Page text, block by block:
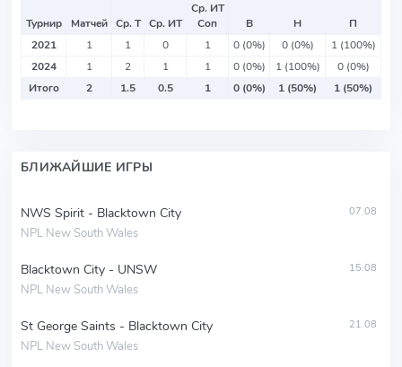
Турнир Матчей Ср. Т Ср. ИТ
Ср. ИТ
Соп
В Н
П
2021
1 1 0 1 0 (0%) 0 (0%)
1 (100%)
2024
1 2 1 1 0 (0%) 1 (100%)
0 (0%)
Итого
2 1.5 0.5 1 0 (0%) 1 (50%) 1 (50%)
БЛИЖАЙШИЕ ИГРЫ
NWS Spirit - Blacktown City
NPL New South Wales
07.08
Blacktown City - UNSW
NPL New South Wales
15.08
St George Saints - Blacktown City
NPL New South Wales
21.08